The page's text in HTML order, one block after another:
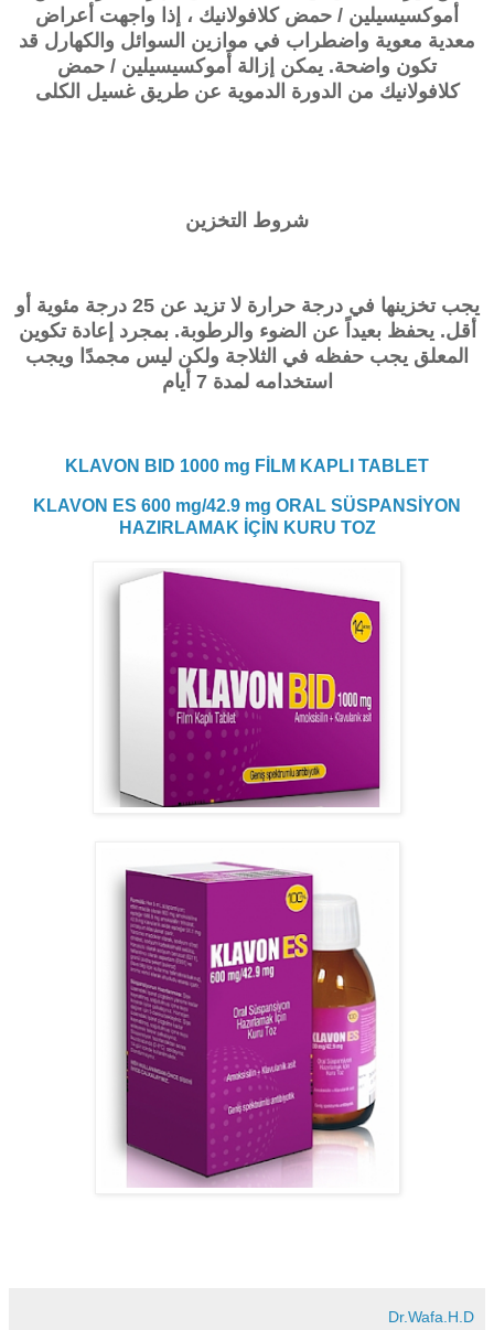
أموكسيسيلين / حمض كلافولانيك ، إذا واجهت أعراض
معدية معوية واضطراب في موازين السوائل والكهارل قد
تكون واضحة. يمكن إزالة أموكسيسيلين / حمض
كلافولانيك من الدورة الدموية عن طريق غسيل الكلى
شروط التخزين
يجب تخزينها في درجة حرارة لا تزيد عن 25 درجة مئوية أو
أقل. يحفظ بعيداً عن الضوء والرطوبة. بمجرد إعادة تكوين
المعلق يجب حفظه في الثلاجة ولكن ليس مجمدًا ويجب
استخدامه لمدة 7 أيام
KLAVON BID 1000 mg FİLM KAPLI TABLET
KLAVON ES 600 mg/42.9 mg ORAL SÜSPANSİYON
HAZIRLAMAK İÇİN KURU TOZ
Dr.Wafa.H.D